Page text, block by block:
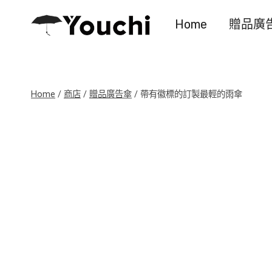
Home 贈品廣
Home / 商店 / 贈品廣告傘 / 帶有徽標的訂製最輕的雨傘